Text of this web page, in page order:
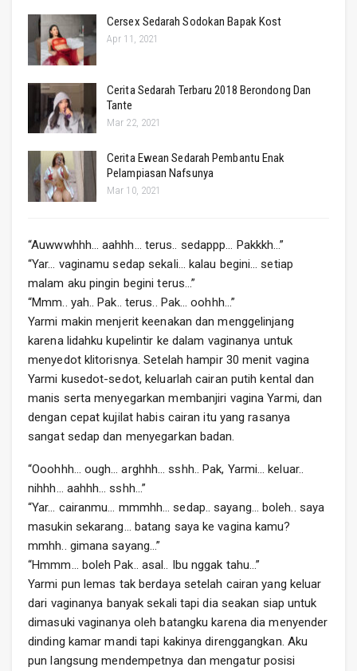
Cersex Sedarah Sodokan Bapak Kost
Apr 11, 2021
Cerita Sedarah Terbaru 2018 Berondong Dan
Tante
Mar 22, 2021
Cerita Ewean Sedarah Pembantu Enak
Pelampiasan Nafsunya
Mar 10, 2021
“Auwwwhhh… aahhh… terus.. sedappp… Pakkkh…”
“Yar… vaginamu sedap sekali… kalau begini… setiap
malam aku pingin begini terus…”
“Mmm.. yah.. Pak.. terus.. Pak… oohhh…”
Yarmi makin menjerit keenakan dan menggelinjang
karena lidahku kupelintir ke dalam vaginanya untuk
menyedot klitorisnya. Setelah hampir 30 menit vagina
Yarmi kusedot-sedot, keluarlah cairan putih kental dan
manis serta menyegarkan membanjiri vagina Yarmi, dan
dengan cepat kujilat habis cairan itu yang rasanya
sangat sedap dan menyegarkan badan.
“Ooohhh… ough… arghhh… sshh.. Pak, Yarmi… keluar..
nihhh… aahhh… sshh…”
“Yar… cairanmu… mmmhh… sedap.. sayang… boleh.. saya
masukin sekarang… batang saya ke vagina kamu?
mmhh.. gimana sayang…”
“Hmmm… boleh Pak.. asal.. Ibu nggak tahu…”
Yarmi pun lemas tak berdaya setelah cairan yang keluar
dari vaginanya banyak sekali tapi dia seakan siap untuk
dimasuki vaginanya oleh batangku karena dia menyender
dinding kamar mandi tapi kakinya direnggangkan. Aku
pun langsung mendempetnya dan mengatur posisi